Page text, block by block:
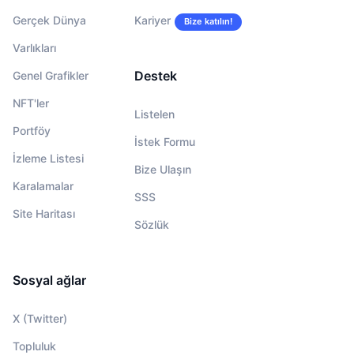
Gerçek Dünya
Varlıkları
Genel Grafikler
NFT'ler
Portföy
İzleme Listesi
Karalamalar
Site Haritası
Kariyer Bize katılın!
Destek
Listelen
İstek Formu
Bize Ulaşın
SSS
Sözlük
Sosyal ağlar
X (Twitter)
Topluluk